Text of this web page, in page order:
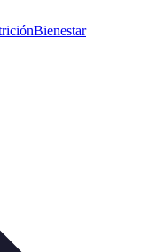
Bienestar